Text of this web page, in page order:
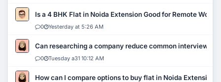
Is a 4 BHK Flat in Noida Extension Good for Remote Work?
0 Yesterday at 5:26 AM
Can researching a company reduce common interview
0 Tuesday a31 10:12 AM
How can I compare options to buy flat in Noida Extension?